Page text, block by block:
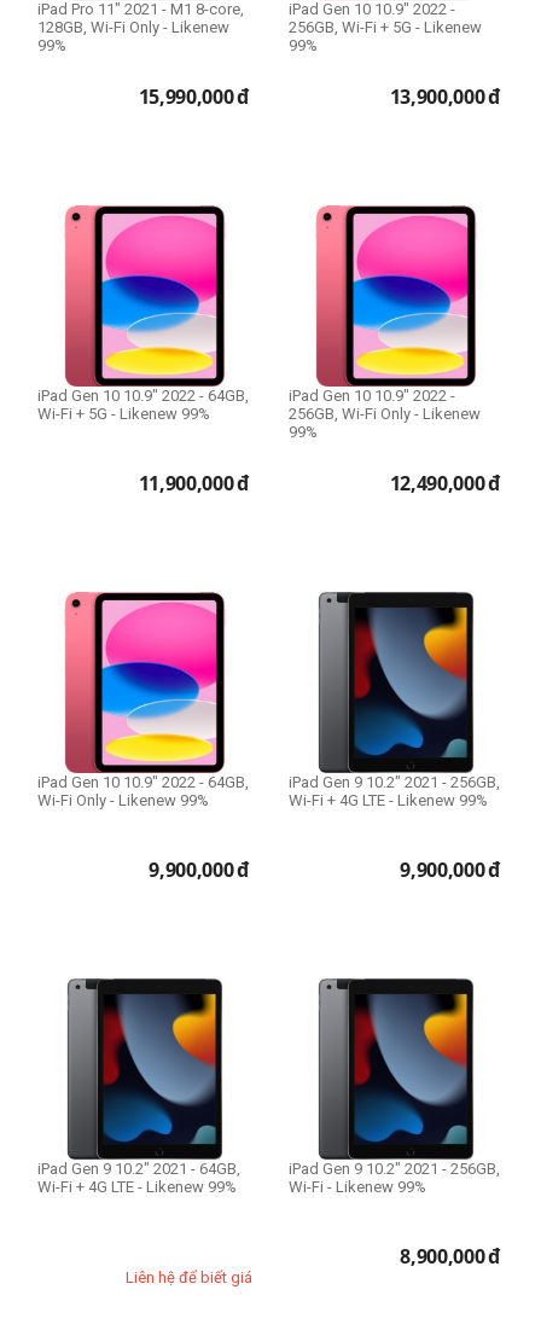
Filter Size
Size 52mm
Size 55mm
Size 58mm
Size 62mm
Size 67mm
Size 72mm
Size 77mm
Size 95mm
Lens dùng cho
Canon
Fujifilm
Nikon
Sony
Lens Fullframe - Crop
iPad Pro 11" 2021 - M1 8-core,
128GB, Wi-Fi Only - Likenew
99%
15,990,000đ
iPad Gen 10 10.9" 2022 -
256GB, Wi-Fi + 5G - Likenew
99%
13,900,000đ
iPad Gen 10 10.9" 2022 - 64GB,
Wi-Fi + 5G - Likenew 99%
11,900,000đ
iPad Gen 10 10.9" 2022 -
256GB, Wi-Fi Only - Likenew
99%
12,490,000đ
iPad Gen 10 10.9" 2022 - 64GB,
Wi-Fi Only - Likenew 99%
9,900,000đ
iPad Gen 9 10.2" 2021 - 256GB,
Wi-Fi + 4G LTE - Likenew 99%
9,900,000đ
iPad Gen 9 10.2" 2021 - 64GB,
Wi-Fi + 4G LTE - Likenew 99%
Liên hệ để biết giá
iPad Gen 9 10.2" 2021 - 256GB,
Wi-Fi - Likenew 99%
8,900,000đ